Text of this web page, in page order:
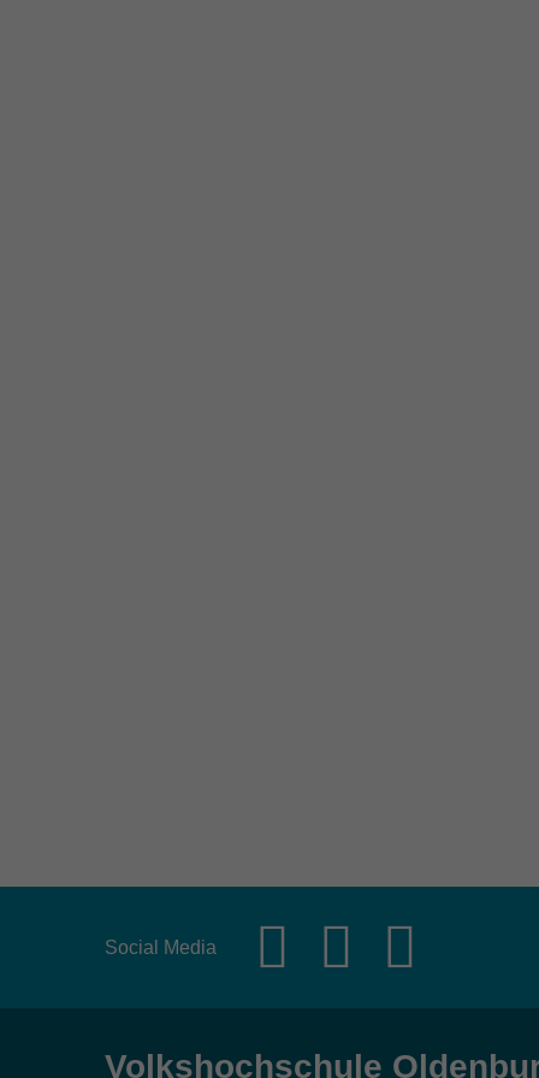
Social Media
Volkshochschule